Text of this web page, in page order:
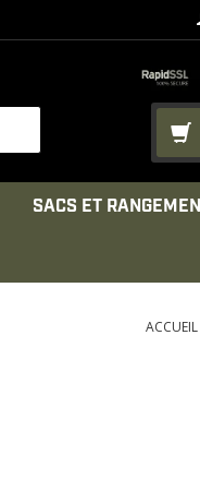
SACS ET
ACCUEIL